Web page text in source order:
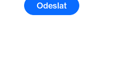
Odeslat